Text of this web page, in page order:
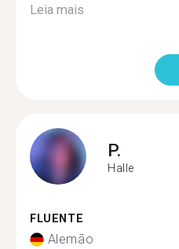
Leia mais
P.
Halle
FLUENTE
Alemão